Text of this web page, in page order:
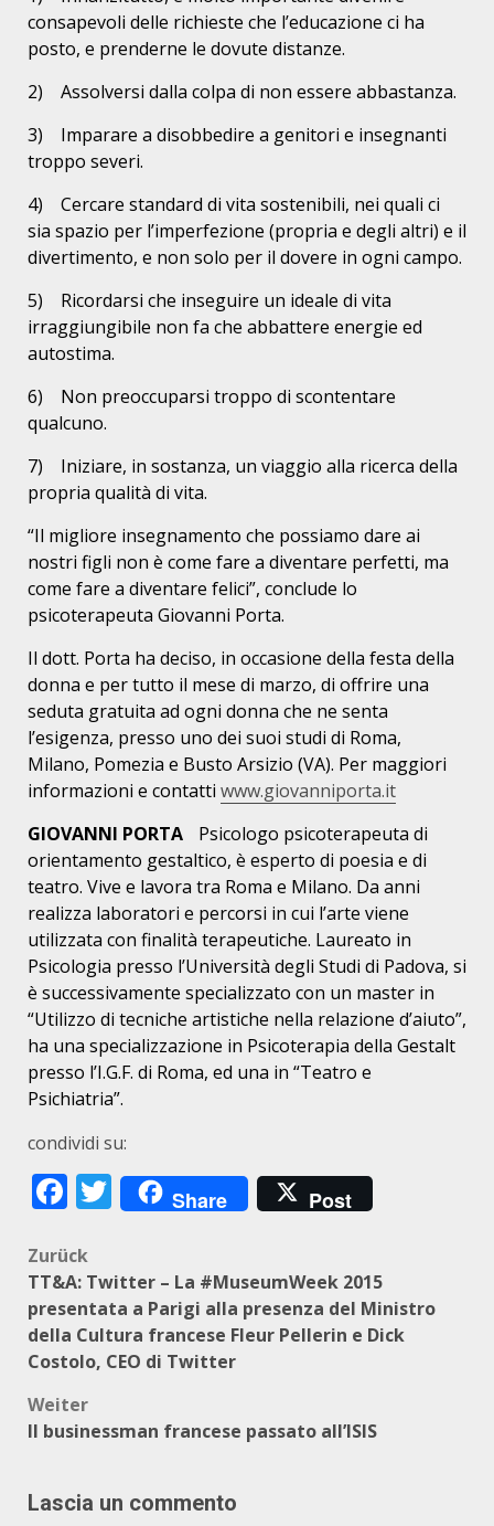
consapevoli delle richieste che l’educazione ci ha
posto, e prenderne le dovute distanze.
2) Assolversi dalla colpa di non essere abbastanza.
3) Imparare a disobbedire a genitori e insegnanti
troppo severi.
4) Cercare standard di vita sostenibili, nei quali ci
sia spazio per l’imperfezione (propria e degli altri) e il
divertimento, e non solo per il dovere in ogni campo.
5) Ricordarsi che inseguire un ideale di vita
irraggiungibile non fa che abbattere energie ed
autostima.
6) Non preoccuparsi troppo di scontentare
qualcuno.
7) Iniziare, in sostanza, un viaggio alla ricerca della
propria qualità di vita.
“Il migliore insegnamento che possiamo dare ai
nostri figli non è come fare a diventare perfetti, ma
come fare a diventare felici”, conclude lo
psicoterapeuta Giovanni Porta.
Il dott. Porta ha deciso, in occasione della festa della
donna e per tutto il mese di marzo, di offrire una
seduta gratuita ad ogni donna che ne senta
l’esigenza, presso uno dei suoi studi di Roma,
Milano, Pomezia e Busto Arsizio (VA). Per maggiori
informazioni e contatti www.giovanniporta.it
GIOVANNI PORTA
Psicologo psicoterapeuta di
orientamento gestaltico, è esperto di poesia e di
teatro. Vive e lavora tra Roma e Milano. Da anni
realizza laboratori e percorsi in cui l’arte viene
utilizzata con finalità terapeutiche. Laureato in
Psicologia presso l’Università degli Studi di Padova, si
è successivamente specializzato con un master in
“Utilizzo di tecniche artistiche nella relazione d’aiuto”,
ha una specializzazione in Psicoterapia della Gestalt
presso l’I.G.F. di Roma, ed una in “Teatro e
Psichiatria”.
condividi su:
Facebook
Twitter
Share Post
Beitragsnavigation
Zurück
TT&A: Twitter – La #MuseumWeek 2015
presentata a Parigi alla presenza del Ministro
della Cultura francese Fleur Pellerin e Dick
Costolo, CEO di Twitter
Weiter
Il businessman francese passato all’ISIS
Lascia un commento